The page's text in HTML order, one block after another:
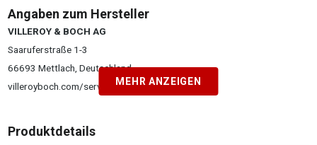
Angaben zum Hersteller
VILLEROY & BOCH AG
Saaruferstraße 1-3
66693 Mettlach, Deutschland
villeroyboch.com/service
MEHR ANZEIGEN
Produktdetails